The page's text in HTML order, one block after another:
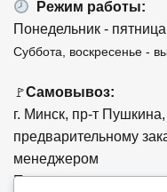
Режим работы:
Понедельник -
Суббота, воскресенье -
🚩Самовывоз:
г. Минск, пр-т
предварительному
менеджером
Понедельник -